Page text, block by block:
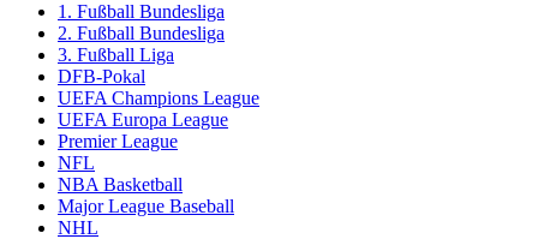
1. Fußball Bundesliga
2. Fußball Bundesliga
3. Fußball Liga
DFB-Pokal
UEFA Champions League
UEFA Europa League
Premier League
NFL
NBA Basketball
Major League Baseball
NHL